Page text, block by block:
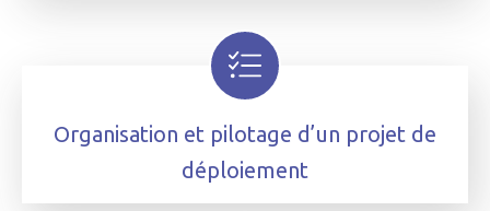
Organisation et pilotage d’un projet de
déploiement